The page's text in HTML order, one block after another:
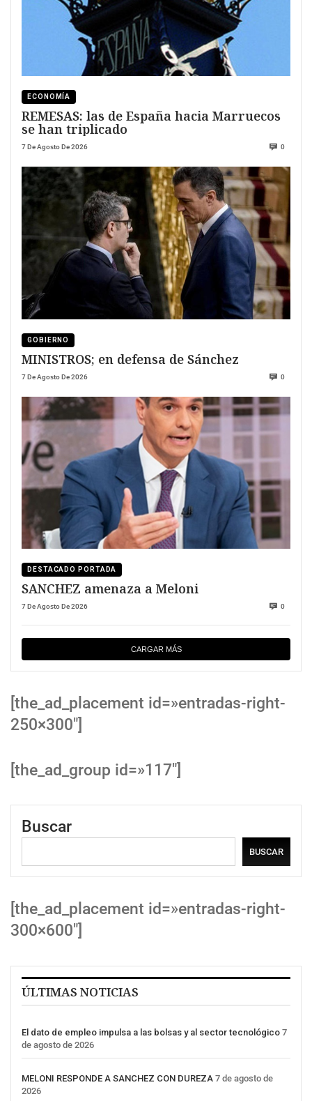
ECONOMÍA
REMESAS: las de España hacia Marruecos
se han triplicado
7 De Agosto De 2026 0
GOBIERNO
MINISTROS; en defensa de Sánchez
7 De Agosto De 2026 0
DESTACADO PORTADA
SANCHEZ amenaza a Meloni
7 De Agosto De 2026 0
CARGAR MÁS
[the_ad_placement id=»entradas-right-
250×300″]
[the_ad_group id=»117″]
Buscar
BUSCAR
[the_ad_placement id=»entradas-right-
300×600″]
ÚLTIMAS NOTICIAS
El dato de empleo impulsa a las bolsas y al sector tecnológico 7
de agosto de 2026
MELONI RESPONDE A SANCHEZ CON DUREZA 7 de agosto de
2026